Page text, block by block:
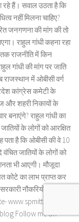
रहे हैं। सवाल उठता है कि
नहीं मिलना चाहिए?
जनगणना की मांग की तो
राहुल गांधी कहना रहा
राजनीति में किन
गांधी की मांग पर जाति
में ओबीसी वर्ग
कांग्रेस कमेटी के
और शहरी निकायों के
बनाएंगे? राहुल गांधी का
के लोगों को आरक्षित
पता है कि ओबीसी की वे 10
वंचित जातियों के लोगों को
भी आएगी। मौजूदा
कोटे का लाभ प्राप्त कर
नौकरियों के क्षेत्र में
www.spmittal.in
Follow me on